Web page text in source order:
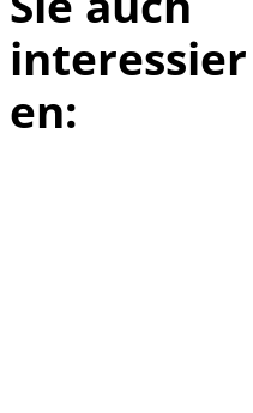
interessier
en: